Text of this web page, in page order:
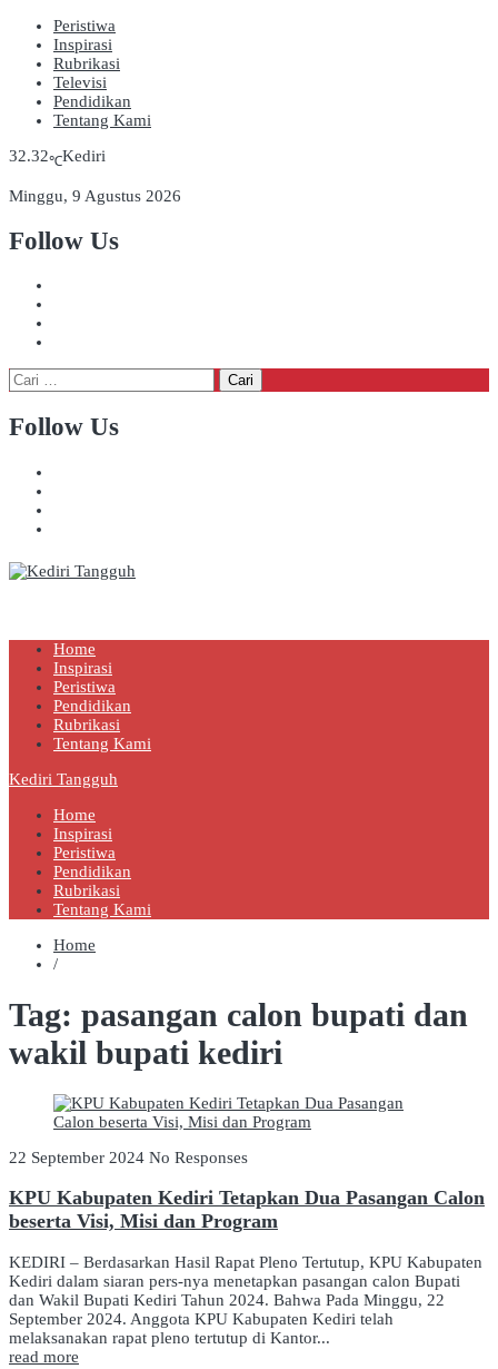
Peristiwa
Inspirasi
Rubrikasi
Televisi
Pendidikan
Tentang Kami
32.32℃Kediri
Minggu, 9 Agustus 2026
Follow Us
Cari
untuk:
Follow Us
Home
Inspirasi
Peristiwa
Pendidikan
Rubrikasi
Tentang Kami
Kediri Tangguh
Home
Inspirasi
Peristiwa
Pendidikan
Rubrikasi
Tentang Kami
Home
/
Tag: pasangan calon bupati dan
wakil bupati kediri
22 September 2024 No Responses
KPU Kabupaten Kediri Tetapkan Dua Pasangan Calon
beserta Visi, Misi dan Program
KEDIRI – Berdasarkan Hasil Rapat Pleno Tertutup, KPU Kabupaten
Kediri dalam siaran pers-nya menetapkan pasangan calon Bupati
dan Wakil Bupati Kediri Tahun 2024. Bahwa Pada Minggu, 22
September 2024. Anggota KPU Kabupaten Kediri telah
melaksanakan rapat pleno tertutup di Kantor...
read more